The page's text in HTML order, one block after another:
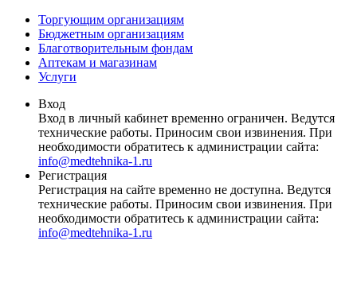
Торгующим организациям
Бюджетным организациям
Благотворительным фондам
Аптекам и магазинам
Услуги
Вход
Вход в личный кабинет временно ограничен. Ведутся
технические работы. Приносим свои извинения. При
необходимости обратитесь к администрации сайта:
info@medtehnika-1.ru
Регистрация
Регистрация на сайте временно не доступна. Ведутся
технические работы. Приносим свои извинения. При
необходимости обратитесь к администрации сайта:
info@medtehnika-1.ru